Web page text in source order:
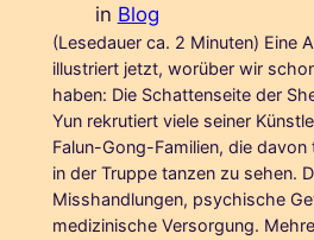
in Blog
(Lesedauer ca. 2 Minuten) Eine
illustriert jetzt, worüber wir
haben: Die Schattenseite der
Yun rekrutiert viele seiner
Falun-Gong-Familien, die davon
in der Truppe tanzen zu sehen.
Misshandlungen, psychische
medizinische Versorgung.